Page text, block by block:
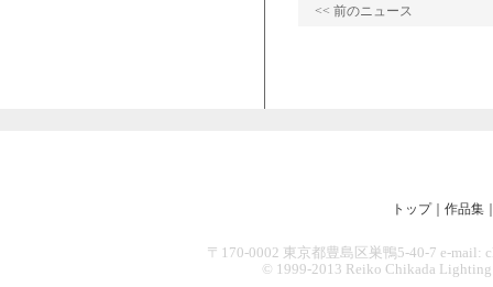
<< 前のニュース
トップ｜ 作品集
〒170-0002 東京都豊島区巣鴨5-40-7 e-mail:
© 1999-2013 Reiko Chikada Lighting